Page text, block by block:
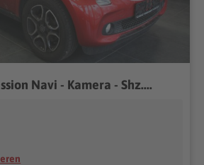
Navi - Kamera - Shz....